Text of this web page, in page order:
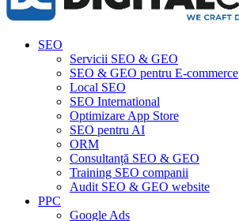
Menu
SEO
Servicii SEO & GEO
SEO & GEO pentru E-commerce
Local SEO
SEO International
Optimizare App Store
SEO pentru AI
ORM
Consultanță SEO & GEO
Training SEO companii
Audit SEO & GEO website
PPC
Google Ads